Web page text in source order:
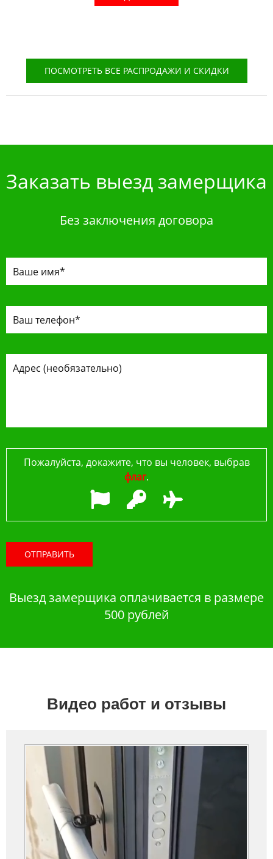
ПОСМОТРЕТЬ ВСЕ РАСПРОДАЖИ И СКИДКИ
Заказать выезд замерщика
Без заключения договора
Пожалуйста, докажите, что вы человек, выбрав
флаг.
ОТПРАВИТЬ
Выезд замерщика оплачивается в размере
500 рублей
Видео работ и отзывы